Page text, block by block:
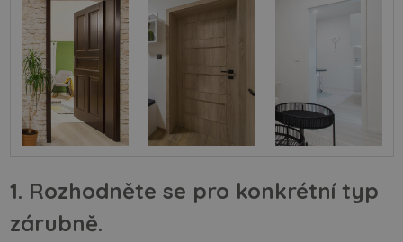
1. Rozhodněte se pro konkrétní typ
zárubně.